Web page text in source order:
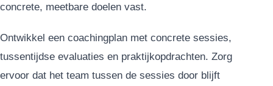
concrete, meetbare doelen vast.
Ontwikkel een coachingplan met concrete sessies,
tussentijdse evaluaties en praktijkopdrachten. Zorg
ervoor dat het team tussen de sessies door blijft